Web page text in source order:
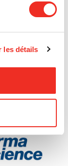
les détails